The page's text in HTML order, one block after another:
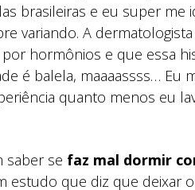
brasileiras e eu super me
variando. A
hormônios e que essa
é balela, maaaassss… Eu
quanto menos eu
saber se faz mal dormir
estudo que diz que deixar